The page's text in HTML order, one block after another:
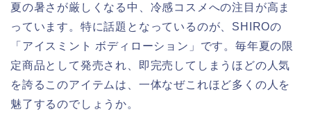
夏の暑さが厳しくなる中、冷感コスメへの注目が高ま
っています。特に話題となっているのが、SHIROの
「アイスミント ボディローション」です。毎年夏の限
定商品として発売され、即完売してしまうほどの人気
を誇るこのアイテムは、一体なぜこれほど多くの人を
魅了するのでしょうか。